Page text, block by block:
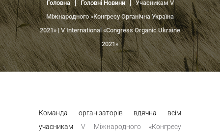
Головна Головні Новини
Учасникам V
Міжнародного «Конгресу Органічна Україна
2021» | V International «Congress Organic Ukraine
2021»
Команда організаторів вдячна всім
учасникамV Міжнародного «Конгресу